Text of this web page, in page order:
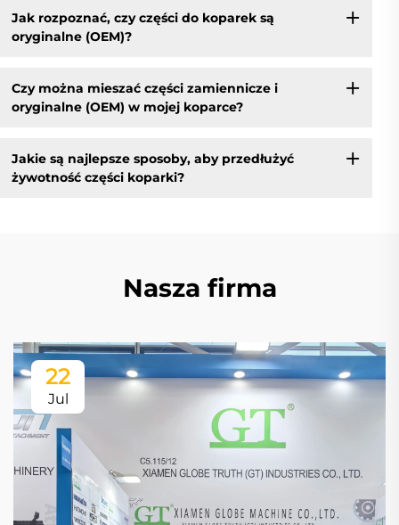
Jak rozpoznać, czy części do koparek są
oryginalne (OEM)?
Czy można mieszać części zamiennicze i
oryginalne (OEM) w mojej koparce?
Jakie są najlepsze sposoby, aby przedłużyć
żywotność części koparki?
Nasza firma
22
Jul